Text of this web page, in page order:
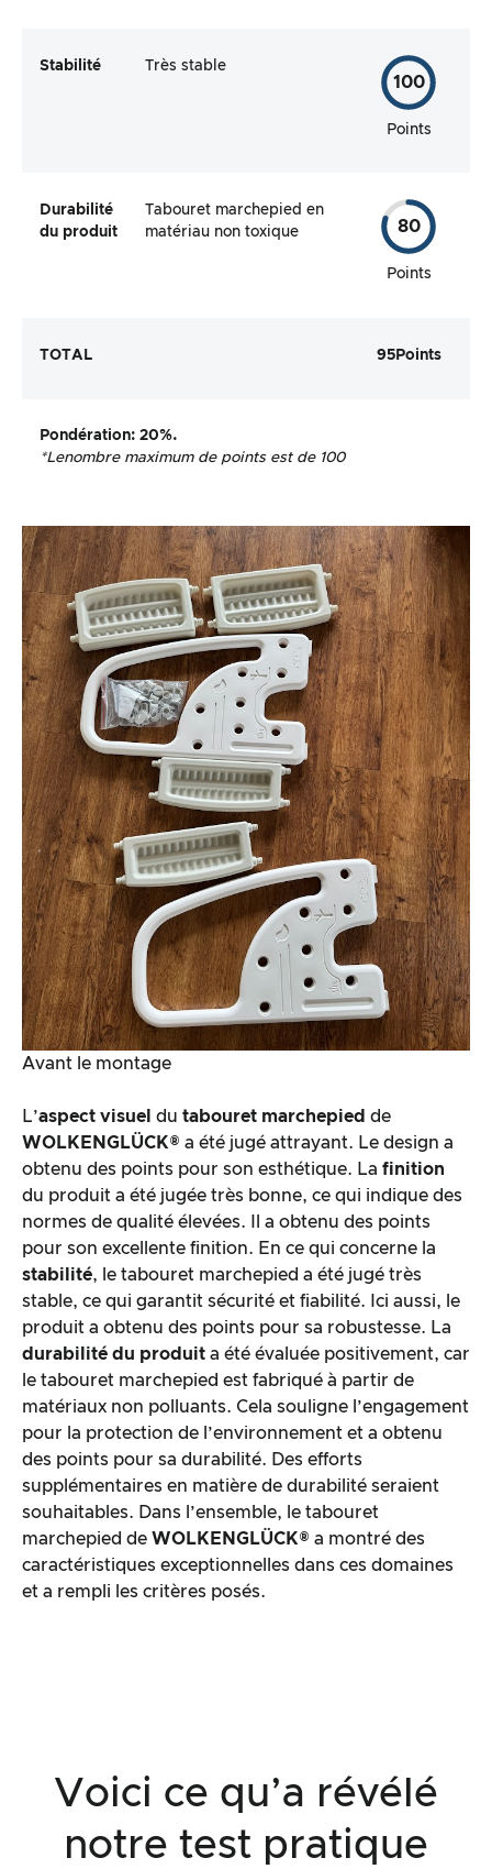
Stabilité Très stable
100
Points
Durabilité
du produit
Tabouret marchepied en
matériau non toxique
80
Points
TOTAL 95Points
Pondération: 20%.
*Lenombre maximum de points est de 100
Avant le montage
L’aspect visuel du tabouret marchepied de
WOLKENGLÜCK® a été jugé attrayant. Le design a
obtenu des points pour son esthétique. La finition
du produit a été jugée très bonne, ce qui indique des
normes de qualité élevées. Il a obtenu des points
pour son excellente finition. En ce qui concerne la
stabilité, le tabouret marchepied a été jugé très
stable, ce qui garantit sécurité et fiabilité. Ici aussi, le
produit a obtenu des points pour sa robustesse. La
durabilité du produit a été évaluée positivement, car
le tabouret marchepied est fabriqué à partir de
matériaux non polluants. Cela souligne l’engagement
pour la protection de l’environnement et a obtenu
des points pour sa durabilité. Des efforts
supplémentaires en matière de durabilité seraient
souhaitables. Dans l’ensemble, le tabouret
marchepied de WOLKENGLÜCK® a montré des
caractéristiques exceptionnelles dans ces domaines
et a rempli les critères posés.
Voici ce qu’a révélé
notre test pratique